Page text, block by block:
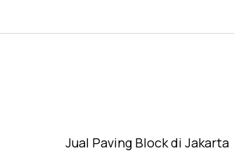
Jual Paving Block di Jakarta